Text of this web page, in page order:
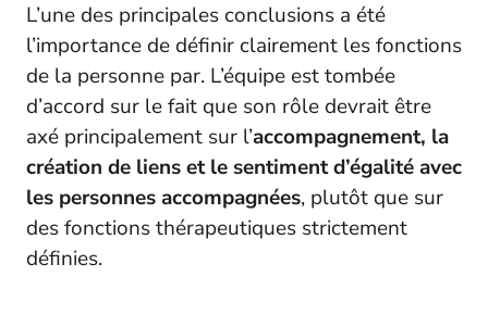
L’une des principales conclusions a été
l’importance de définir clairement les fonctions
de la personne par. L’équipe est tombée
d’accord sur le fait que son rôle devrait être
axé principalement sur l’accompagnement, la
création de liens et le sentiment d’égalité avec
les personnes accompagnées, plutôt que sur
des fonctions thérapeutiques strictement
définies.